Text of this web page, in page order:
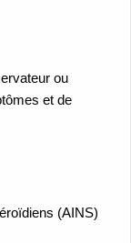
ou
et de
(AINS)